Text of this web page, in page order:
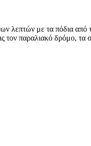
με τα πόδια από
παραλιακό δρόμο, τα